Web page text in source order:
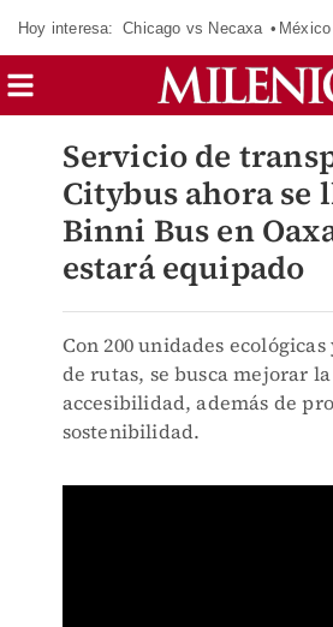
Hoy interesa: Chicago vs Necaxa
Servicio de
Citybus ahora se
Binni Bus en
estará equipado
Con 200 unidades
de rutas, se busca mejorar
accesibilidad, además de
sostenibilidad.